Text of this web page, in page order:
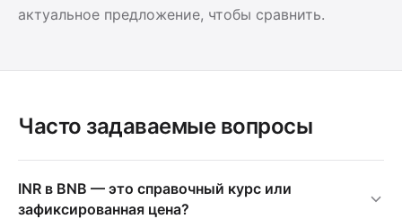
актуальное предложение, чтобы сравнить.
Часто задаваемые вопросы
INR в BNB — это справочный курс или
зафиксированная цена?